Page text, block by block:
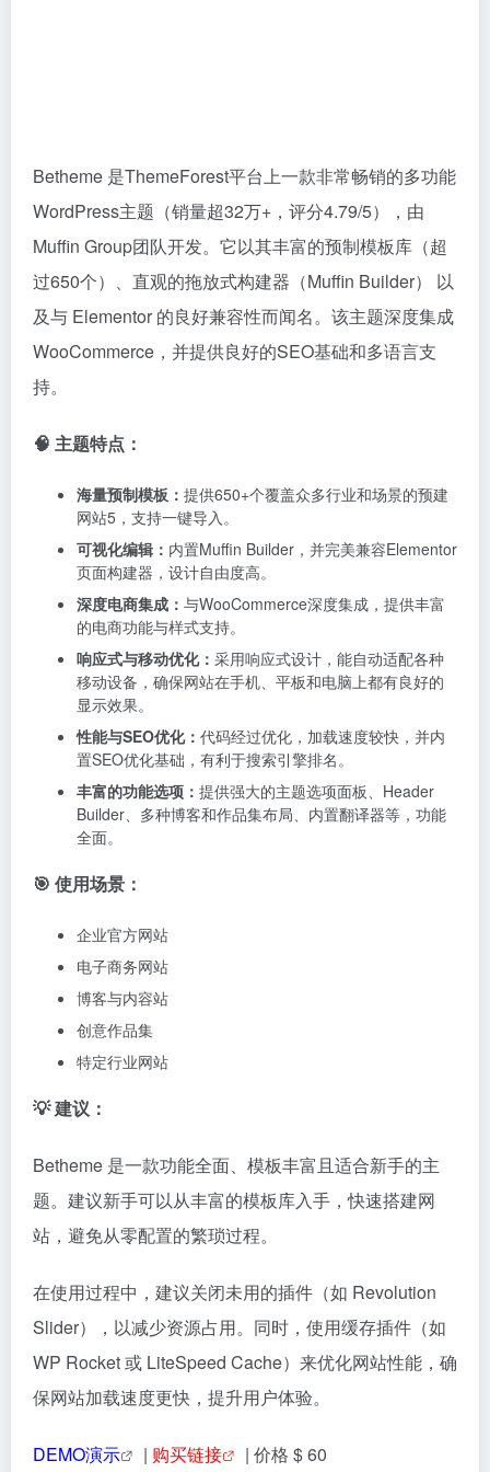
🎯 使用场景：
企业官方网站
电子商务网站
博客与内容站
创意作品集
特定行业网站
💡 建议：
Betheme 是一款功能全面、模板丰富且适合新手的主
题。建议新手可以从丰富的模板库入手，快速搭建网
站，避免从零配置的繁琐过程。
在使用过程中，建议关闭未用的插件（如 Revolution
Slider），以减少资源占用。同时，使用缓存插件（如
WP Rocket 或 LiteSpeed Cache）来优化网站性能，确
保网站加载速度更快，提升用户体验。
DEMO演示 |购买链接 | 价格 $ 60
The7主题
The7 是 ThemeForest 平台上的高销量多功能
WordPress 主题，自 2011 年推出以来持续热销。该主
题提供超过30个精心设计的一键导入演示站点，覆盖企
业官网到电商平台等多种场景。深度集成
展。
🧠 主题特点：
可视化编辑：与 Elementor 和 WPBakery Page Builder
模板丰富：提供多种预制模板，涵盖企业、电商、博客
等多种类型。
响应式设计：自动适应各种设备，确保网站在手机、平
SEO友好：内置SEO优化功能，确保搜索引擎友好性。